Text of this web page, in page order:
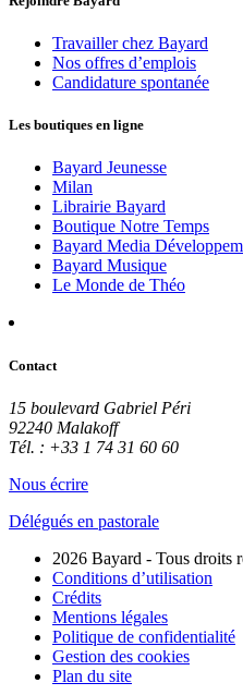
Travailler chez Bayard
Nos offres d’emplois
Candidature spontanée
Les boutiques en ligne
Bayard Jeunesse
Milan
Librairie Bayard
Boutique Notre Temps
Bayard Media
Bayard Musique
Le Monde de Théo
Contact
15 boulevard Gabriel Péri
92240 Malakoff
Tél. : +33 1 74 31 60 60
Nous écrire
Délégués en pastorale
2026 Bayard - Tous droits
Conditions d’utilisation
Crédits
Mentions légales
Politique de confidentialité
Gestion des cookies
Plan du site